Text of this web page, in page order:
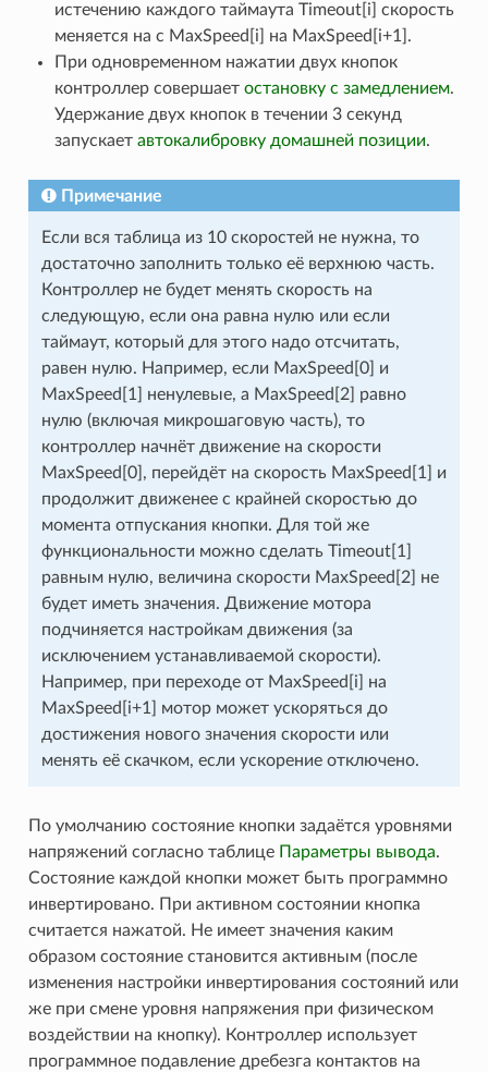
истечению каждого таймаута Timeout[i] скорость
меняется на с MaxSpeed[i] на MaxSpeed[i+1].
При одновременном нажатии двух кнопок
контроллер совершает остановку с замедлением.
Удержание двух кнопок в течении 3 секунд
запускает автокалибровку домашней позиции.
Примечание
Если вся таблица из 10 скоростей не нужна, то
достаточно заполнить только её верхнюю часть.
Контроллер не будет менять скорость на
следующую, если она равна нулю или если
таймаут, который для этого надо отсчитать,
равен нулю. Например, если MaxSpeed[0] и
MaxSpeed[1] ненулевые, а MaxSpeed[2] равно
нулю (включая микрошаговую часть), то
контроллер начнёт движение на скорости
MaxSpeed[0], перейдёт на скорость MaxSpeed[1] и
продолжит движенее с крайней скоростью до
момента отпускания кнопки. Для той же
функциональности можно сделать Timeout[1]
равным нулю, величина скорости MaxSpeed[2] не
будет иметь значения. Движение мотора
подчиняется настройкам движения (за
исключением устанавливаемой скорости).
Например, при переходе от MaxSpeed[i] на
MaxSpeed[i+1] мотор может ускоряться до
достижения нового значения скорости или
менять её скачком, если ускорение отключено.
По умолчанию состояние кнопки задаётся уровнями
напряжений согласно таблице Параметры вывода.
Состояние каждой кнопки может быть программно
инвертировано. При активном состоянии кнопка
считается нажатой. Не имеет значения каким
образом состояние становится активным (после
изменения настройки инвертирования состояний или
же при смене уровня напряжения при физическом
воздействии на кнопку). Контроллер использует
программное подавление дребезга контактов на